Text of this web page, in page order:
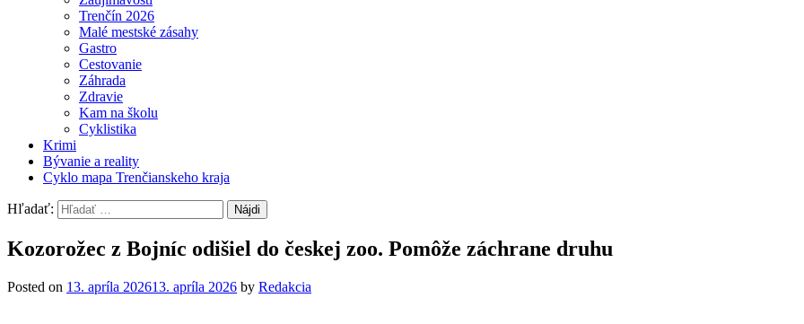
Trenčín 2026
Malé mestské zásahy
Gastro
Cestovanie
Záhrada
Zdravie
Kam na školu
Cyklistika
Krimi
Bývanie a reality
Cyklo mapa Trenčianskeho kraja
Hľadať:
Kozorožec z Bojníc odišiel do českej zoo. Pomôže záchrane druhu
Posted on 13. apríla 202613. apríla 2026 by Redakcia